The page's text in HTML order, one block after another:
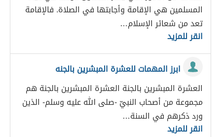
المسلمين هي الإقامة وأجابتها في الصلاة. فالإقامة
تعد من شعائر الإسلام…
انقر للمزيد
ابرز المهمات للعشرة المبشرين بالجنه
العشرة المبشرين بالجنة العشرة المبشرين بالجنة هم
مجموعة من أصحاب النبيّ -صلى الله عليه وسلم- الذين
ورد ذكرهم في السنة…
انقر للمزيد